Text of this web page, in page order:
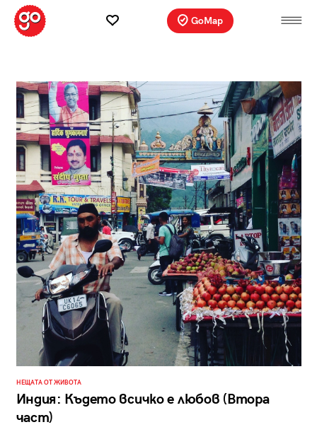
GoMap
НЕЩАТА ОТ ЖИВОТА
Индия: Където всичко е любов (Втора
част)